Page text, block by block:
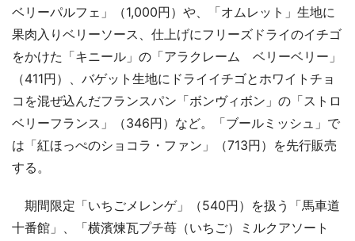
ベリーパルフェ」（1,000円）や、「オムレット」生地に
果肉入りベリーソース、仕上げにフリーズドライのイチゴ
をかけた「キニール」の「アラクレーム ベリーベリー」
（411円）、バゲット生地にドライイチゴとホワイトチョ
コを混ぜ込んだフランスパン「ボンヴィボン」の「ストロ
ベリーフランス」（346円）など。「ブールミッシュ」で
は「紅ほっぺのショコラ・ファン」（713円）を先行販売
する。
期間限定「いちごメレンゲ」（540円）を扱う「馬車道
十番館」、「横濱煉瓦プチ苺（いちご）ミルクアソート